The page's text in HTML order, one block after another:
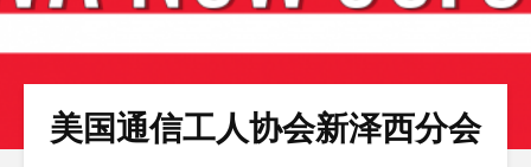
美国通信工人协会新泽西分会